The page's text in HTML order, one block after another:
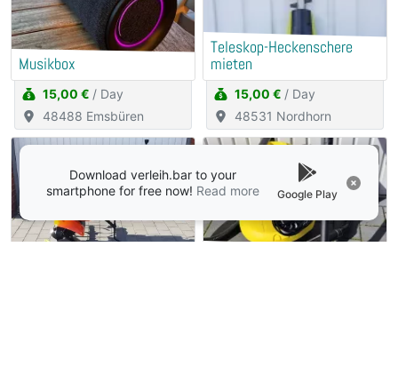
Musikbox
15,00 € / Day
48488 Emsbüren
Teleskop-Heckenschere
mieten
15,00 € / Day
48531 Nordhorn
Download verleih.bar to your
smartphone for free now! Read more Google Play